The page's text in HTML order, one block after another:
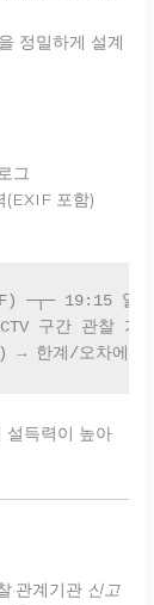
정밀하게 설계
그
(EXIF 포함)
─┬─ 19:15 알
구간 관찰 기
설득력이 높아
·관계기관 신고